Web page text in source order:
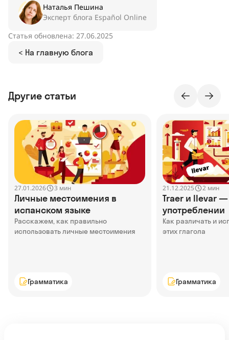
< На главную блога
Статья обновлена: 27.06.2025
Наталья Пешина
Эксперт блога Español Online
Другие статьи
27.01.2026 3 мин
Личные местоимения в
испанском языке
Расскажем, как правильно
использовать личные местоимения
Грамматика
21.12.2025 2 мин
Traer и llevar
употреблении
Как различать и
этих глагола
Грамматика